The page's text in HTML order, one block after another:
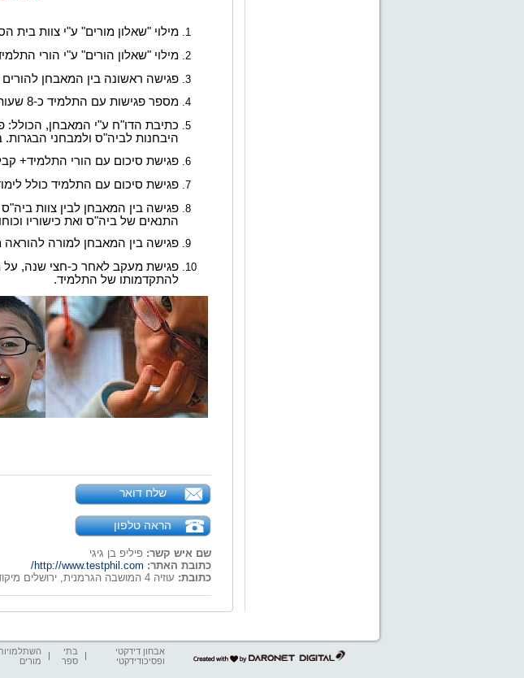
מילוי "שאלון מורים" ע"י צוות בית
מילוי "שאלון הורים" ע"י הורי
פגישה ראשונה בין המאבחן להורים
מספר פגישות עם התלמיד כ-8 שעות סה"כ.
כתיבת הדו"ח ע"י המאבחן, הכולל:
היבחנות לביה"ס ולמבחני
פגישת סיכום עם הורי התלמיד+
פגישת סיכום עם התלמיד כולל
פגישה בין המאבחן לבין צוות
התנאים של ביה"ס ואת כישוריו
פגישה בין המאבחן למורה
פגישת מעקב לאחר כ-חצי שנה, על
להתקדמותו של התלמיד.
שלח דואר
הראה טלפון
שם איש קשר: פיליפ בן גיגי
כתובת האתר: http://www.testphil.com/
כתובת: עוזיה 4 המושבה הגרמנית, ירושלים מיקוד 93143
דרונט
אבחון דידקטי
ופסיכודידקטי
בתי
ספר
מורים